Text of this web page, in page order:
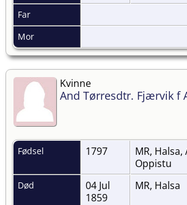
Far
Mor
Kvinne
And Tørresdtr. Fjærvik f
Fødsel 1797
MR, Halsa,
Oppistu
Død
04 Jul
1859
MR, Halsa